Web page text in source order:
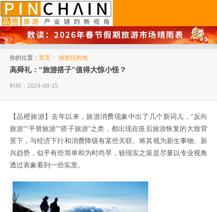
你的位置： 首页 > 旅游目的地
高舜礼：“旅游搭子”值得大惊小怪？
时间：2024-08-15
【品橙旅游】去年以来，旅游消费现象中出了几个新词儿，“反向
旅游”“平替旅游”“搭子旅游”之类，都出现在疫后旅游恢复的大致背
景下，与经济下行和消费降级有某些关联。将其视为新生事物、新
兴趋势，似乎有些简单和为时尚早，较现实之策是尽量以专业视角
透过表象看到一些实质。